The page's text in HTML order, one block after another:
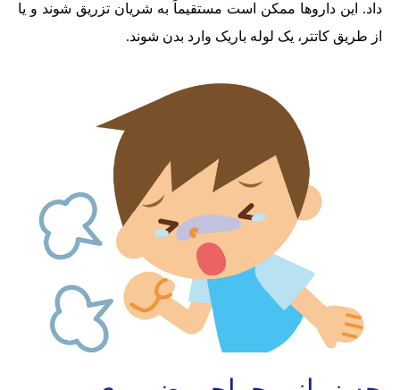
داد. این داروها ممکن است مستقیماً به شریان تزریق شوند و یا
از طریق کاتتر، یک لوله باریک وارد بدن شوند.